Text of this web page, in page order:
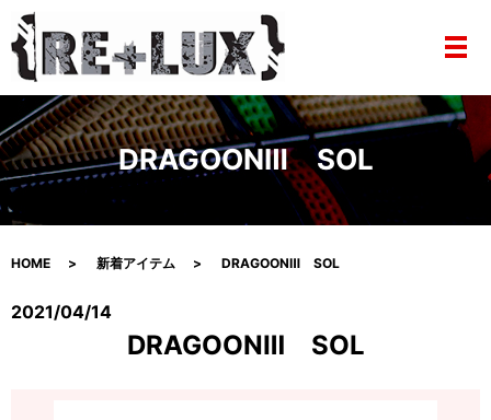
メ
DRAGOONⅢ SOL
HOME 新着アイテム DRAGOONⅢ SOL
2021/04/14
DRAGOONⅢ SOL